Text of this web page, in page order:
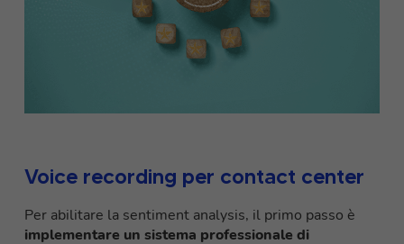
Voice recording per contact center
Per abilitare la sentiment analysis, il primo passo è
implementare un sistema professionale di